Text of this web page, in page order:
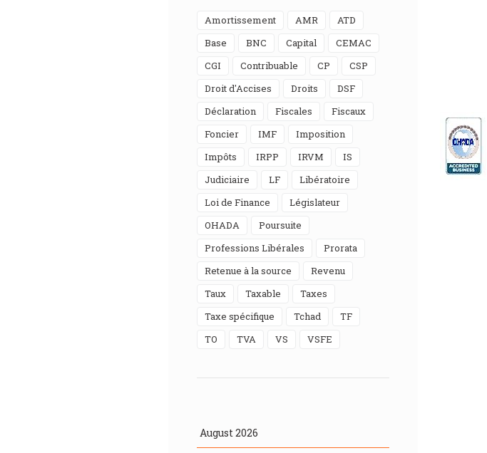
Amortissement AMR
ATD
Base
BNC Capital
CEMAC
CGI
Contribuable CP
CSP
Droit d'Accises
Droits
DSF
Déclaration
Fiscales
Fiscaux
Foncier
IMF
Imposition
Impôts
IRPP IRVM
IS
Judiciaire
LF
Libératoire
Loi de Finance
Législateur
OHADA
Poursuite
Professions Libérales
Prorata
Retenue à la source
Revenu
Taux
Taxable
taxes
Taxe spécifique
Tchad
TF
TO
TVA VS VSFE
August2026